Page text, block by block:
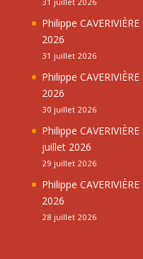
Philippe
2026
31 juillet 2026
Philippe
2026
30 juillet 2026
Philippe
juillet 2026
29 juillet 2026
Philippe
2026
28 juillet 2026